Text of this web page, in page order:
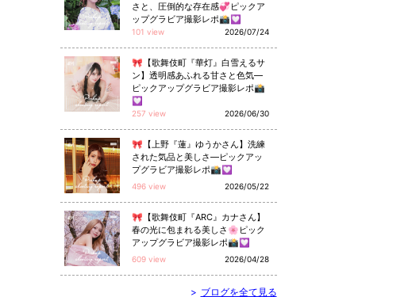
さと、圧倒的な存在感💞ピックア
ップグラビア撮影レポ📸💟
101 view 2026/07/24
🎀【歌舞伎町『華灯』白雪えるサ
ン】透明感あふれる甘さと色気—
ピックアップグラビア撮影レポ📸
💟
257 view 2026/06/30
🎀【上野『蓮』ゆうかさん】洗練
された気品と美しさ—ピックアッ
プグラビア撮影レポ📸💟
496 view 2026/05/22
🎀【歌舞伎町『ARC』カナさん】
春の光に包まれる美しさ🌸ピック
アップグラビア撮影レポ📸💟
609 view 2026/04/28
> ブログを全て見る